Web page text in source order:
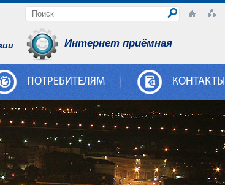
Интернет приёмная
ПОТРЕБИТЕЛЯМ КОНТАКТЫ